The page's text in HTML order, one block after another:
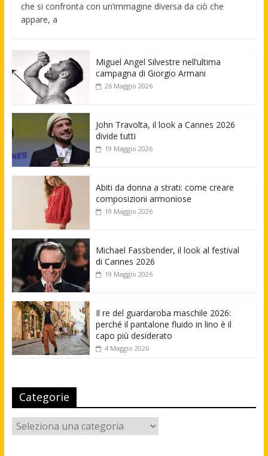
che si confronta con un’immagine diversa da ciò che
appare, a
Miguel Angel Silvestre nell’ultima
campagna di Giorgio Armani
26 Maggio 2026
John Travolta, il look a Cannes 2026
divide tutti
19 Maggio 2026
Abiti da donna a strati: come creare
composizioni armoniose
19 Maggio 2026
Michael Fassbender, il look al festival
di Cannes 2026
19 Maggio 2026
Il re del guardaroba maschile 2026:
perché il pantalone fluido in lino è il
capo più desiderato
4 Maggio 2026
Categorie
Categorie